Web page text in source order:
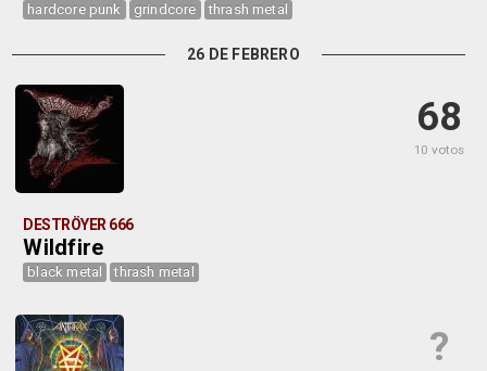
hardcore punk grindcore thrash metal
26 DE FEBRERO
68
10 votos
DESTRÖYER 666
Wildfire
black metal thrash metal
?